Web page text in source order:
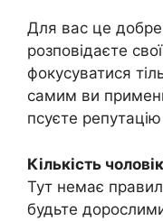
Для вас це
розповідаєте
фокусуватися
самим ви
псуєте
Кількість
Тут немає
будьте